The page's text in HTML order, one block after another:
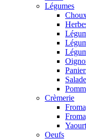
Légumes
Crèmerie
Oeufs